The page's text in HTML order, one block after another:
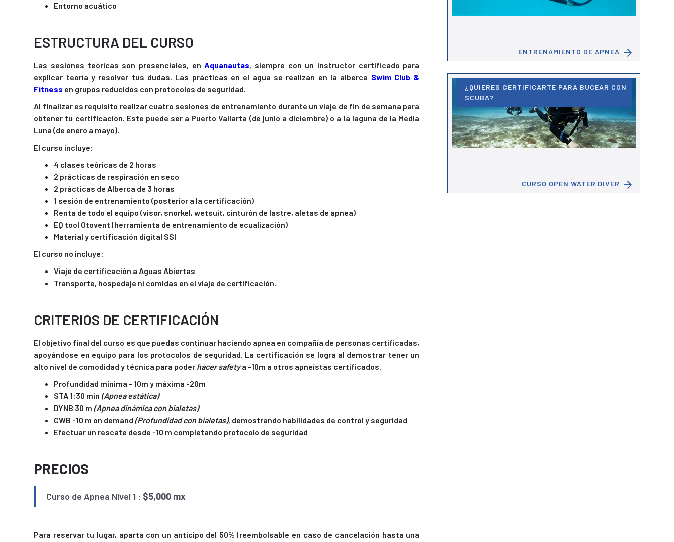
Entorno acuático
ESTRUCTURA DEL CURSO
Las sesiones teóricas son presenciales, enAquanautas, siempre con un instructor certificado para
explicar teoría y resolver tus dudas. Las prácticas en el agua se realizan en la alberca Swim Club &
Fitness en grupos reducidos con protocolos de seguridad.
Al finalizar es requisito realizar cuatro sesiones de entrenamiento durante un viaje de fin de semana para
obtener tu certificación. Este puede ser a Puerto Vallarta (de junio a diciembre) o a la laguna de la Media
Luna (de enero a mayo).
El curso incluye:
4 clases teóricas de 2 horas
2 prácticas de respiración en seco
2 prácticas de Alberca de 3 horas
1 sesión de entrenamiento (posterior a la certificación)
Renta de todo el equipo (visor, snorkel, wetsuit, cinturón de lastre, aletas de apnea)
EQ tool Otovent (herramienta de entrenamiento de ecualización)
Material y certificación digital SSI
El curso no incluye:
Viaje de certificación a Aguas Abiertas
Transporte, hospedaje ni comidas en el viaje de certificación.
CRITERIOS DE CERTIFICACIÓN
El objetivo final del curso es que puedas continuar haciendo apnea en compañía de personas certificadas,
apoyándose en equipo para los protocolos de seguridad. La certificación se logra al demostrar tener un
alto nivel de comodidad y técnica para poder hacer safetya -10m a otros apneístas certificados.
Profundidad mínima - 10m y máxima -20m
STA 1:30 min (Apnea estática)
DYNB 30 m (Apnea dinámica con bialetas)
CWB -10 m on demand (Profundidad con bialetas), demostrando habilidades de control y seguridad
Efectuar un rescate desde -10 m completando protocolo de seguridad
PRECIOS
Curso de Apnea Nivel 1 : $5,000 mx
Para reservar tu lugar, aparta con un anticipo del 50% (reembolsable en caso de cancelación hasta una
ENTRENAMIENTO DE APNEA
¿QUIERES CERTIFICARTE PARA BUCEAR CON
SCUBA?
CURSO OPEN WATER DIVER